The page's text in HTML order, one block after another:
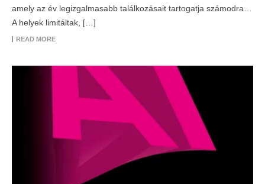
amely az év legizgalmasabb találkozásait tartogatja számodra…
A helyek limitáltak, […]
READ MORE